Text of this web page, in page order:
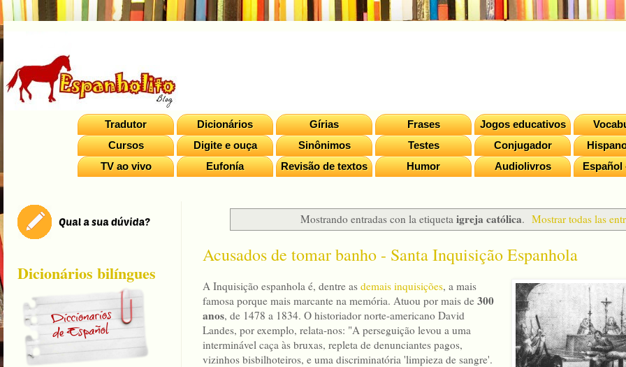
Tradutor Dicionários Gírias Frases Jogos educativos
Cursos
Digite e ouça Sinônimos Testes Conjugador
TV ao vivo
Eufonía Revisão de textos Humor Audiolivros Español
Mostrando entradas con la etiqueta igreja católica. Mostrar todas las
Acusados de tomar banho - Santa Inquisição Espanhola
A Inquisição espanhola é, dentre as demais inquisições, a mais
famosa porque mais marcante na memória. Atuou por mais de 300
anos, de 1478 a 1834. O historiador norte-americano David
Landes, por exemplo, relata-nos: "A perseguição levou a uma
interminável caça às bruxas, repleta de denunciantes pagos,
vizinhos bisbilhoteiros, e uma discriminatória 'limpieza de sangre'.
Dicionários bilíngues